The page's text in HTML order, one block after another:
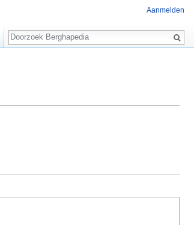
Aanmelden
Zoeken